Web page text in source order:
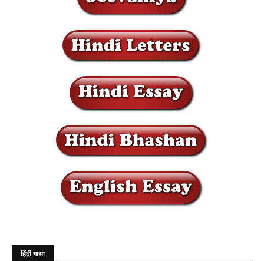
हिंदी गाथा